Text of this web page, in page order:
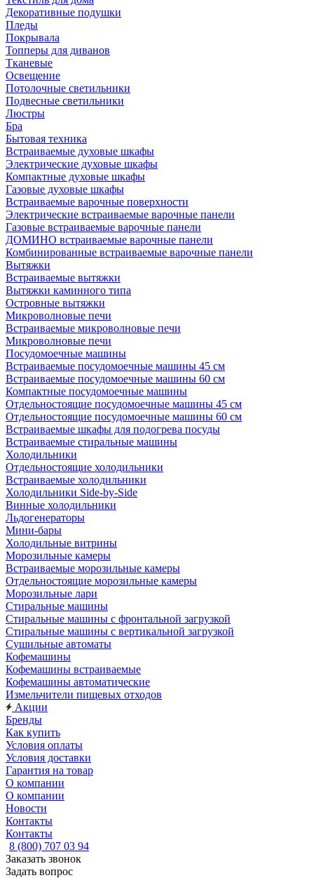
Декоративные подушки
Пледы
Покрывала
Топперы для диванов
Тканевые
Освещение
Потолочные светильники
Подвесные светильники
Люстры
Бра
Бытовая техника
Встраиваемые духовые шкафы
Электрические духовые шкафы
Компактные духовые шкафы
Газовые духовые шкафы
Встраиваемые варочные поверхности
Электрические встраиваемые варочные панели
Газовые встраиваемые варочные панели
ДОМИНО встраиваемые варочные панели
Комбинированные встраиваемые варочные панели
Вытяжки
Встраиваемые вытяжки
Вытяжки каминного типа
Островные вытяжки
Микроволновые печи
Встраиваемые микроволновые печи
Микроволновые печи
Посудомоечные машины
Встраиваемые посудомоечные машины 45 см
Встраиваемые посудомоечные машины 60 см
Компактные посудомоечные машины
Отдельностоящие посудомоечные машины 45 см
Отдельностоящие посудомоечные машины 60 см
Встраиваемые шкафы для подогрева посуды
Встраиваемые стиральные машины
Холодильники
Отдельностоящие холодильники
Встраиваемые холодильники
Холодильники Side-by-Side
Винные холодильники
Льдогенераторы
Мини-бары
Холодильные витрины
Морозильные камеры
Встраиваемые морозильные камеры
Отдельностоящие морозильные камеры
Морозильные лари
Стиральные машины
Стиральные машины с фронтальной загрузкой
Стиральные машины с вертикальной загрузкой
Сушильные автоматы
Кофемашины
Кофемашины встраиваемые
Кофемашины автоматические
Измельчители пищевых отходов
Акции
Бренды
Как купить
Условия оплаты
Условия доставки
Гарантия на товар
О компании
О компании
Новости
Контакты
Контакты
8 (800) 707 03 94
Заказать звонок
Задать вопрос